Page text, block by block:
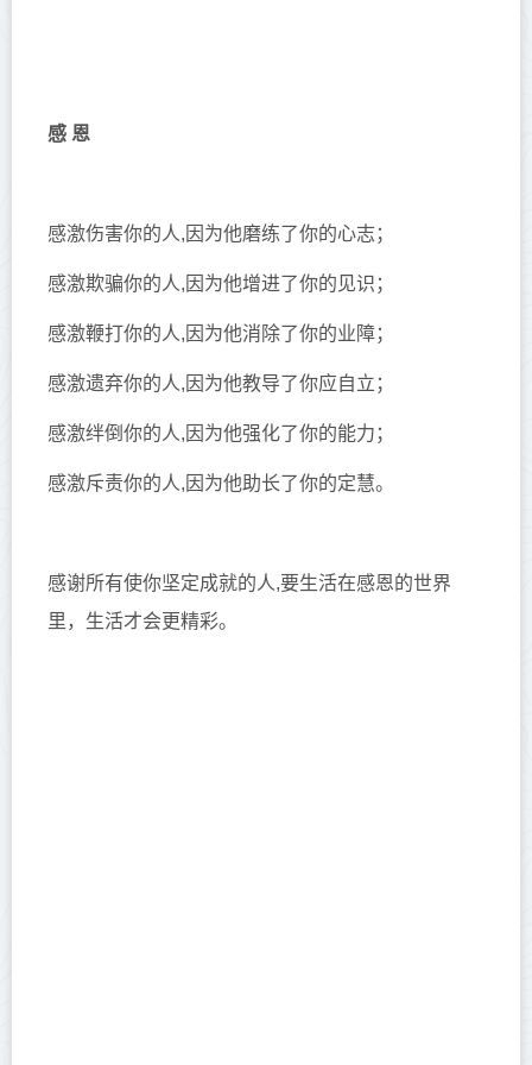
感 恩
感激伤害你的人,因为他磨练了你的心志；
感激欺骗你的人,因为他增进了你的见识；
感激鞭打你的人,因为他消除了你的业障；
感激遗弃你的人,因为他教导了你应自立；
感激绊倒你的人,因为他强化了你的能力；
感激斥责你的人,因为他助长了你的定慧。
感谢所有使你坚定成就的人,要生活在感恩的世界
里，生活才会更精彩。